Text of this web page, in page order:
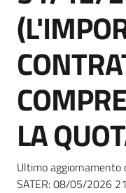
Seguici
su
LA
Ultimo aggiornamento
SATER:08/05/2026